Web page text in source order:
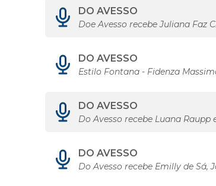
DO AVESSO
Doe Avesso recebe Juliana Faz
DO AVESSO
Estilo Fontana - Fidenza
DO AVESSO
Do Avesso recebe Luana Raupp
DO AVESSO
Do Avesso recebe Emilly de Sá,